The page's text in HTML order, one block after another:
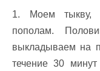
1. Моем тыкву,
пополам.
выкладываем на
течение 30